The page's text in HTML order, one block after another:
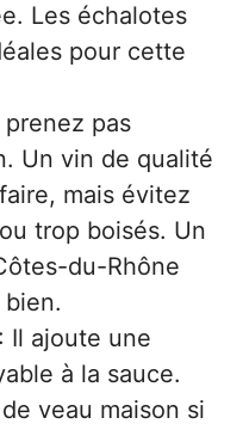
Les échalotes
pour cette
prenez pas
Un vin de qualité
mais évitez
trop boisés. Un
du-Rhône
: Il ajoute une
à la sauce.
veau maison si